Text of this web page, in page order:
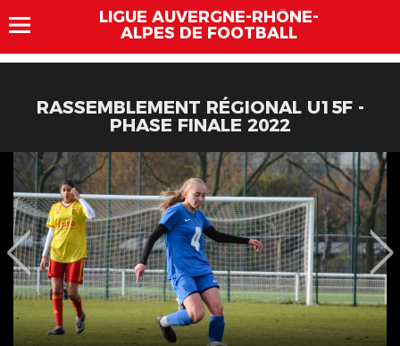
LIGUE AUVERGNE-RHÔNE-
ALPES DE FOOTBALL
RASSEMBLEMENT RÉGIONAL U15F -
PHASE FINALE 2022